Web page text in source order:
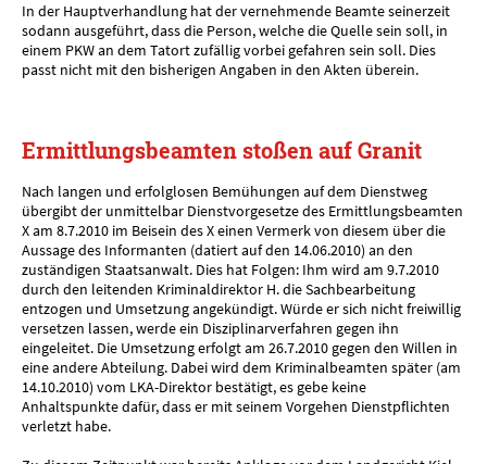
In der Hauptverhandlung hat der vernehmende Beamte seinerzeit
sodann ausgeführt, dass die Person, welche die Quelle sein soll, in
einem PKW an dem Tatort zufällig vorbei gefahren sein soll. Dies
passt nicht mit den bisherigen Angaben in den Akten überein.
Ermittlungsbeamten stoßen auf Granit
Nach langen und erfolglosen Bemühungen auf dem Dienstweg
übergibt der unmittelbar Dienstvorgesetze des Ermittlungsbeamten
X am 8.7.2010 im Beisein des X einen Vermerk von diesem über die
Aussage des Informanten (datiert auf den 14.06.2010) an den
zuständigen Staatsanwalt. Dies hat Folgen: Ihm wird am 9.7.2010
durch den leitenden Kriminaldirektor H. die Sachbearbeitung
entzogen und Umsetzung angekündigt. Würde er sich nicht freiwillig
versetzen lassen, werde ein Disziplinarverfahren gegen ihn
eingeleitet. Die Umsetzung erfolgt am 26.7.2010 gegen den Willen in
eine andere Abteilung. Dabei wird dem Kriminalbeamten später (am
14.10.2010) vom LKA-Direktor bestätigt, es gebe keine
Anhaltspunkte dafür, dass er mit seinem Vorgehen Dienstpflichten
verletzt habe.